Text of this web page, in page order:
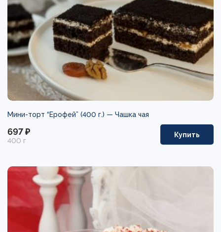
Мини-торт “Ерофей” (400 г.) — Чашка чая
697 ₽
400 г
Купить